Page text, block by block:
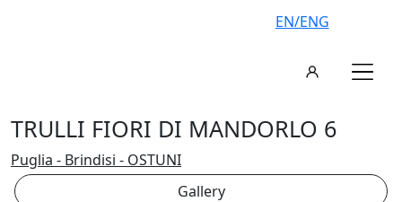
EN/ENG
TRULLI FIORI DI MANDORLO 6
Puglia - Brindisi - OSTUNI
Gallery